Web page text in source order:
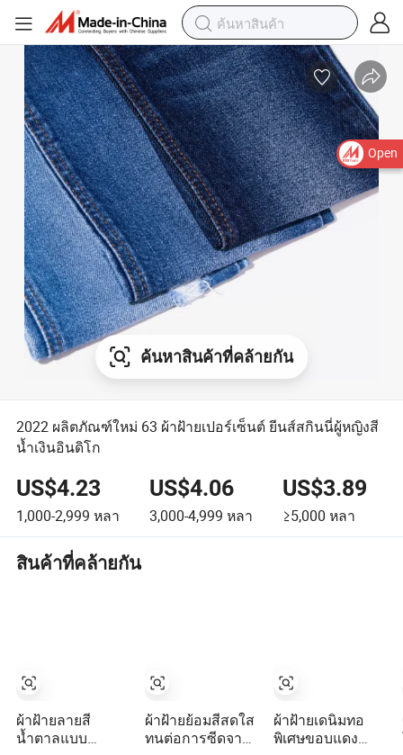
Open
ค้นหาสินค้าที่คล้ายกัน
2022 ผลิตภัณฑ์ใหม่ 63 ผ้าฝ้ายเปอร์เซ็นต์ ยีนส์สกินนี่ผู้หญิงสี
น้ำเงินอินดิโก
US$4.23
1,000-2,999 หลา
US$4.06
3,000-4,999 หลา
US$3.89
≥5,000 หลา
สินค้าที่คล้ายกัน
ผ้าฝ้ายลายสี
น้ำตาลแบบ
ผ้าฝ้ายย้อมสีสดใส
ทนต่อการซีดจาง
ผ้าฝ้ายเดนิมทอ
พิเศษขอบแดง